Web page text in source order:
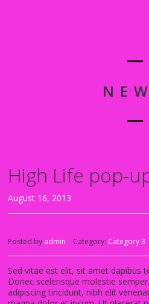
High Life pop-
August 16, 2013
Posted by admin Category: Category 3
Sed vitae est elit, sit amet dapibus
Donec scelerisque molestie
adipiscing tincidunt, nibh elit